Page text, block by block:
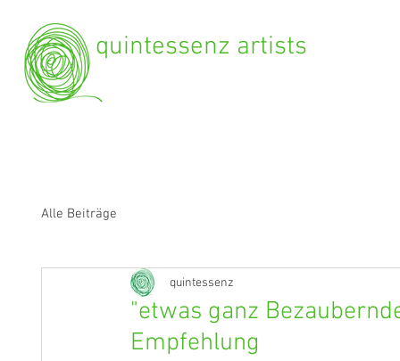
quintessenz artists
Alle Beiträge
"etwas ganz
Empfehlung
quintessenz